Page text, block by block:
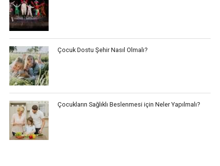
Çocuk Dostu Şehir Nasıl Olmalı?
Çocukların Sağlıklı Beslenmesi için Neler Yapılmalı?